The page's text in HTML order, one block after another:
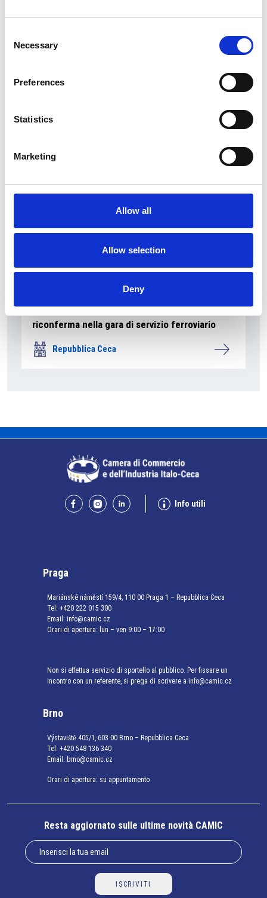
Selection
Necessary
Preferences
Statistics
Marketing
Allow all
Allow selection
Deny
La società pubblica České dráhy verso la
riconferma nella gara di servizio ferroviario
Repubblica Ceca
Info utili
Praga
Mariánské náměstí 159/4, 110 00 Praga 1 – Repubblica Ceca
Tel: +420 222 015 300
Email: info@camic.cz
Orari di apertura: lun – ven 9:00 – 17:00
Non si effettua servizio di sportello al pubblico. Per fissare un
incontro con un referente, si prega di scrivere a info@camic.cz
Brno
Výstaviště 405/1, 603 00 Brno – Repubblica Ceca
Tel: +420 548 136 340
Email: brno@camic.cz
Orari di apertura: su appuntamento
Resta aggiornato sulle ultime novità CAMIC
ISCRIVITI